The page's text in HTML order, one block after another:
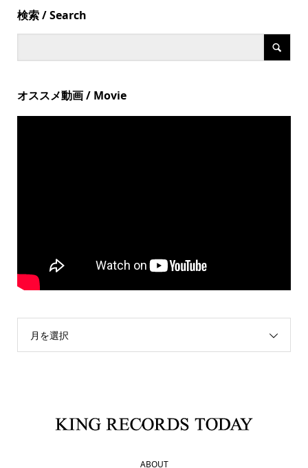
検索 / Search
オススメ動画 / Movie
月を選択
ABOUT